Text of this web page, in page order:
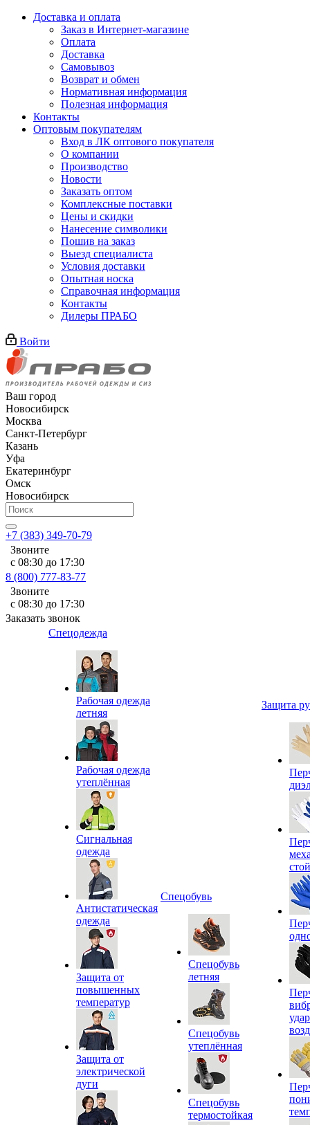
Доставка и оплата
Заказ в Интернет-магазине
Оплата
Доставка
Самовывоз
Возврат и обмен
Нормативная информация
Полезная информация
Контакты
Оптовым покупателям
Вход в ЛК оптового покупателя
О компании
Производство
Новости
Заказать оптом
Комплексные поставки
Цены и скидки
Нанесение символики
Пошив на заказ
Выезд специалиста
Условия доставки
Опытная носка
Справочная информация
Контакты
Дилеры ПРАБО
Войти
Ваш город
Новосибирск
Москва
Санкт-Петербург
Казань
Уфа
Екатеринбург
Омск
Новосибирск
+7 (383) 349-70-79
Звоните
с 08:30 до 17:30
8 (800) 777-83-77
Звоните
с 08:30 до 17:30
Заказать звонок
Спецодежда
Рабочая одежда
летняя
Рабочая одежда
утеплённая
Сигнальная
одежда
Антистатическая
одежда
Защита от
повышенных
температур
Защита от
электрической
дуги
Спецобувь
Спецобувь
летняя
Спецобувь
утеплённая
Спецобувь
термостойкая
Защита